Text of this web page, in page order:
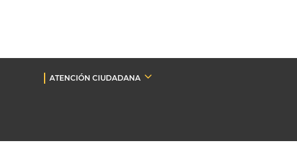
ATENCIÓN CIUDADANA